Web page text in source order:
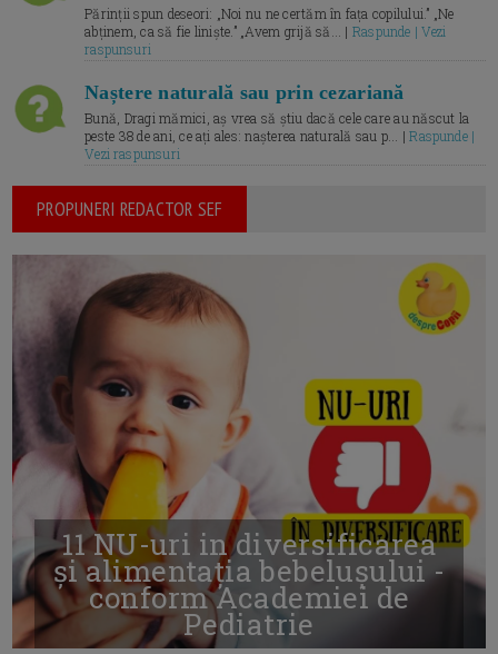
Părinții spun deseori: „Noi nu ne certăm în fața copilului.” „Ne
abținem, ca să fie liniște.” „Avem grijă să... | Raspunde | Vezi
raspunsuri
Naștere naturală sau prin cezariană
Bună, Dragi mămici, aș vrea să știu dacă cele care au născut la
peste 38 de ani, ce ați ales: nașterea naturală sau p... |Raspunde |
Vezi raspunsuri
PROPUNERI REDACTOR SEF
11 NU-uri in diversificarea
și alimentația bebelușului -
conform Academiei de
Pediatrie